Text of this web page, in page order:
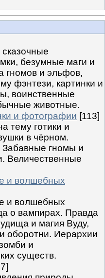
безумные маги и
гномов и эльфов,
фэнтези, картинки и
воинственные
животные.
и фотографии [113]
тему готики и
в чёрном.
Забавные гномы и
Величественные
и волшебных
и волшебных
о вампирах. Правда
и магия Вуду,
оборотни. Иерархии
и
существ.